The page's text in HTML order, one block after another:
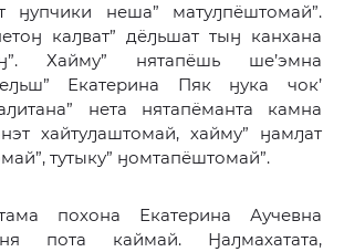
ӈупчики неша” матуԓпёштомай”.
каԓват” дёԓьшат тыӈ канхана
Хайму” нятапёшь ше’эмна
Екатерина Пяк ӈука чок’
нета нятапёманта камна
хайтуԓаштомай, хайму” ӈамԓат
тутыку” ӈомтапёштомай”.
похона Екатерина Аучевна
пота каймай. Ӈаԓмахатата,